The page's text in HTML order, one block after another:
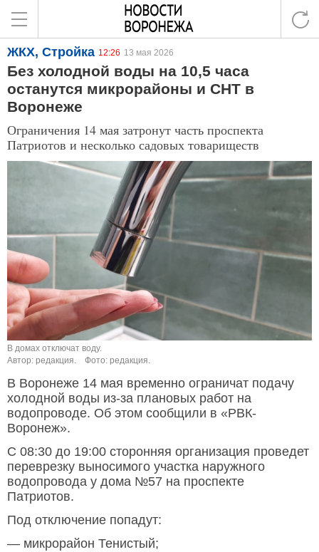
ЖКХ, Стройка 12:26 13 мая 2026
Без холодной воды на 10,5 часа
останутся микрорайоны и СНТ в
Воронеже
Ограничения 14 мая затронут часть проспекта
Патриотов и несколько садовых товариществ
В домах отключат воду.
Автор: редакция.
Фото: редакция.
В Воронеже 14 мая временно ограничат подачу
холодной воды из-за плановых работ на
водопроводе. Об этом сообщили в «РВК-
Воронеж».
С 08:30 до 19:00 сторонняя организация проведет
переврезку выносимого участка наружного
водопровода у дома №57 на проспекте
Патриотов.
Под отключение попадут:
— микрорайон Тенистый;